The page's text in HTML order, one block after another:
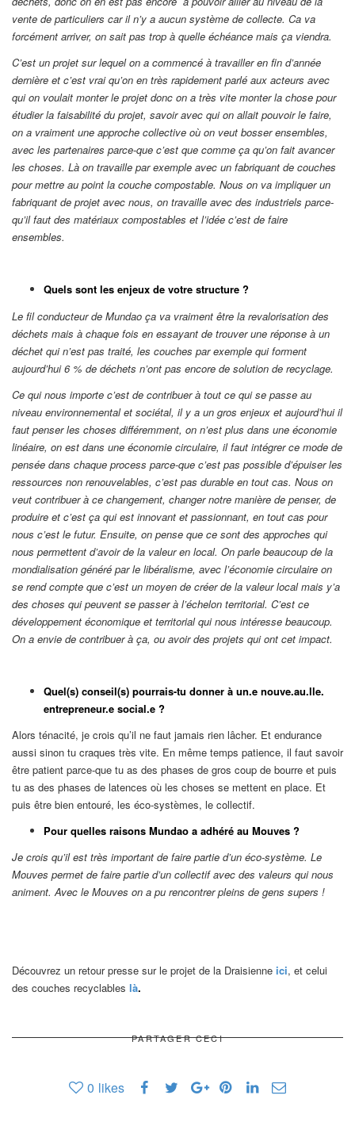
vente de particuliers car il n’y a aucun système de collecte. Ca va
forcément arriver, on sait pas trop à quelle échéance mais ça viendra.
C’est un projet sur lequel on a commencé à travailler en fin d’année
dernière et c’est vrai qu’on en très rapidement parlé aux acteurs avec
qui on voulait monter le projet donc on a très vite monter la chose pour
étudier la faisabilité du projet, savoir avec qui on allait pouvoir le faire,
on a vraiment une approche collective où on veut bosser ensembles,
avec les partenaires parce-que c’est que comme ça qu’on fait avancer
les choses. Là on travaille par exemple avec un fabriquant de couches
pour mettre au point la couche compostable. Nous on va impliquer un
fabriquant de projet avec nous, on travaille avec des industriels parce-
qu’il faut des matériaux compostables et l’idée c’est de faire
ensembles.
Quels sont les enjeux de votre structure ?
Le fil conducteur de Mundao ça va vraiment être la revalorisation des
déchets mais à chaque fois en essayant de trouver une réponse à un
déchet qui n’est pas traité, les couches par exemple qui forment
aujourd’hui 6 % de déchets n’ont pas encore de solution de recyclage.
Ce qui nous importe c’est de contribuer à tout ce qui se passe au
niveau environnemental et sociétal, il y a un gros enjeux et aujourd’hui il
faut penser les choses différemment, on n’est plus dans une économie
linéaire, on est dans une économie circulaire, il faut intégrer ce mode de
pensée dans chaque process parce-que c’est pas possible d’épuiser les
ressources non renouvelables, c’est pas durable en tout cas. Nous on
veut contribuer à ce changement, changer notre manière de penser, de
produire et c’est ça qui est innovant et passionnant, en tout cas pour
nous c’est le futur. Ensuite, on pense que ce sont des approches qui
nous permettent d’avoir de la valeur en local. On parle beaucoup de la
mondialisation généré par le libéralisme, avec l’économie circulaire on
se rend compte que c’est un moyen de créer de la valeur local mais y’a
des choses qui peuvent se passer à l’échelon territorial. C’est ce
développement économique et territorial qui nous intéresse beaucoup.
On a envie de contribuer à ça, ou avoir des projets qui ont cet impact.
Quel(s) conseil(s) pourrais-tu donner à un.e nouve.au.lle.
entrepreneur.e social.e ?
Alors ténacité, je crois qu’il ne faut jamais rien lâcher. Et endurance
aussi sinon tu craques très vite. En même temps patience, il faut savoir
être patient parce-que tu as des phases de gros coup de bourre et puis
tu as des phases de latences où les choses se mettent en place. Et
puis être bien entouré, les éco-systèmes, le collectif.
Pour quelles raisons Mundao a adhéré au Mouves ?
Je crois qu’il est très important de faire partie d’un éco-système. Le
Mouves permet de faire partie d’un collectif avec des valeurs qui nous
animent. Avec le Mouves on a pu rencontrer pleins de gens supers !
Découvrez un retour presse sur le projet de la Draisienne ici, et celui
des couches recyclables là.
PARTAGER CECI
0 likes